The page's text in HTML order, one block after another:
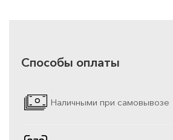
Способы оплаты
Наличными при самовывозе